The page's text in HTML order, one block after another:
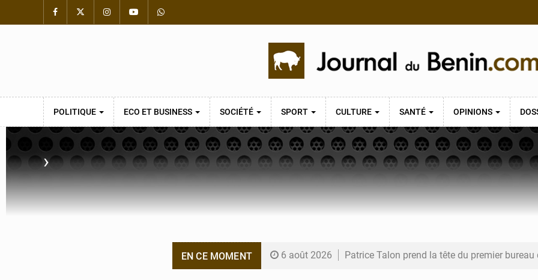
POLITIQUE ECO ET BUSINESS SOCIÉTÉ SPORT CULTURE SANTÉ OPINIONS
›
EN CE MOMENT 6 août 2026 Patrice Talon prend la tête du premier bureau